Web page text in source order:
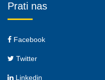
Prati nas
Facebook
Twitter
Linkedin